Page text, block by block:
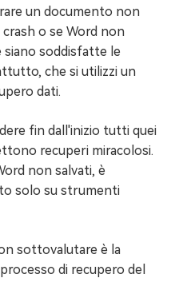
un documento non
o se Word non
siano soddisfatte le
che si utilizzi un
dati.
fin dall'inizio tutti quei
recuperi miracolosi.
non salvati, è
solo su strumenti
sottovalutare è la
di recupero del